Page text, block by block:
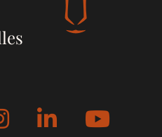
Instagram
LinkedIn